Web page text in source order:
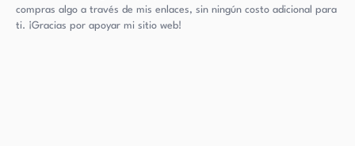
compras algo a través de mis enlaces, sin ningún costo adicional para
ti. ¡Gracias por apoyar mi sitio web!